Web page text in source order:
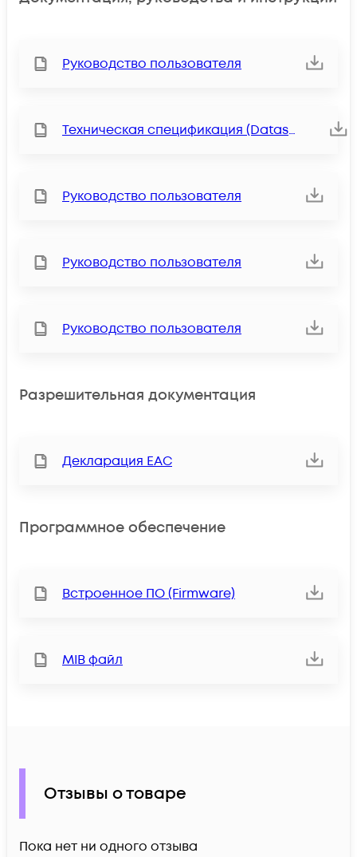
Руководство пользователя
Техническая спецификация (Datasheet)
Руководство пользователя
Руководство пользователя
Руководство пользователя
Разрешительная документация
Декларация ЕАС
Программное обеспечение
Встроенное ПО (Firmware)
MIB файл
Отзывы о товаре
Пока нет ни одного отзыва